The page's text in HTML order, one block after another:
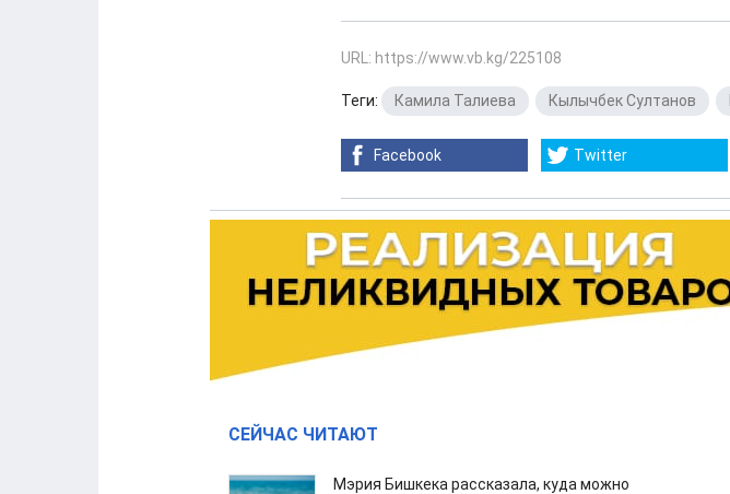
URL: https://www.vb.kg/225108
Теги: Камила Талиева Кылычбек Султанов
Facebook Twitter
СЕЙЧАС ЧИТАЮТ
Мэрия Бишкека рассказала, куда можно